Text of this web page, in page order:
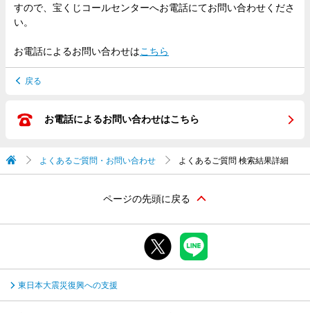
すので、宝くじコールセンターへお電話にてお問い合わせくださ
い。
お電話によるお問い合わせはこちら
戻る
お電話によるお問い合わせはこちら
よくあるご質問・お問い合わせ よくあるご質問 検索結果詳細
ページの先頭に戻る
東日本大震災復興への支援